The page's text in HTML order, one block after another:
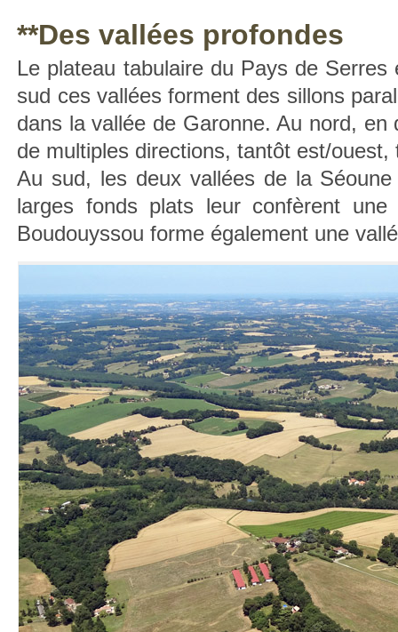
**Des vallées profondes
Le plateau tabulaire du Pays de
sud ces vallées forment des sillons
dans la vallée de Garonne. Au nord,
de multiples directions, tantôt est/ouest,
Au sud, les deux vallées de la
larges fonds plats leur confèrent
Boudouyssou forme également une